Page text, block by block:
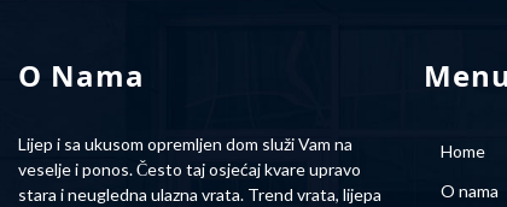
O Nama
Lijep i sa ukusom opremljen dom služi Vam na
veselje i ponos. Često taj osjećaj kvare upravo
stara i neugledna ulazna vrata. Trend vrata, lijepa
Menu
Home
O nama